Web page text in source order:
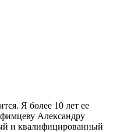
Я более 10 лет ее
Александру
и квалифицированный